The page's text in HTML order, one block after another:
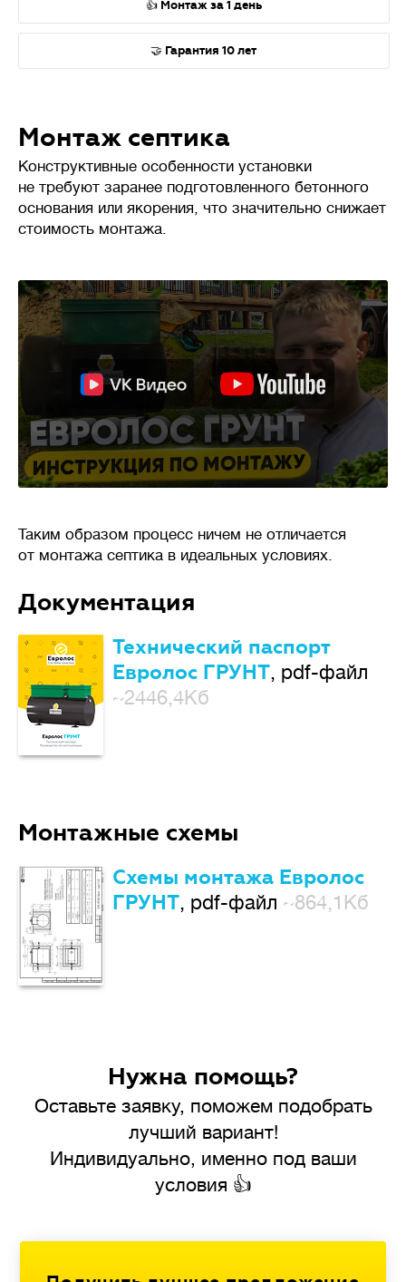
👍 Монтаж за 1 день
🤝 Гарантия 10 лет
Монтаж септика
Конструктивные особенности установки
не требуют заранее подготовленного бетонного
основания или якорения, что значительно снижает
стоимость монтажа.
Таким образом процесс ничем не отличается
от монтажа септика в идеальных условиях.
Документация
Технический паспорт
Евролос ГРУНТ, pdf-файл
~2446,4Кб
Монтажные схемы
Схемы монтажа Евролос
ГРУНТ, pdf-файл ~864,1Кб
Нужна помощь?
Оставьте заявку, поможем подобрать
лучший вариант!
Индивидуально, именно под ваши
условия 👍